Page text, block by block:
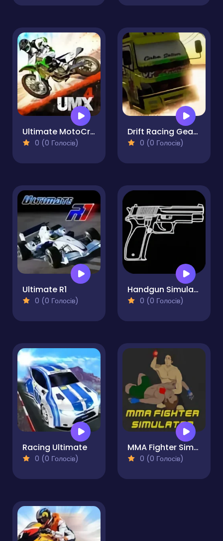
Ultimate MotoCross 4
0 (0 Голосів)
Drift Racing Gear Simulator
0 (0 Голосів)
Ultimate R1
0 (0 Голосів)
Handgun Simulator Parabellum
0 (0 Голосів)
Racing Ultimate
0 (0 Голосів)
MMA Fighter Simulator
0 (0 Голосів)